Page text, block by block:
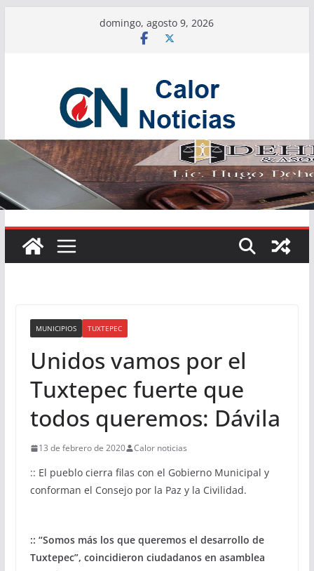
domingo, agosto 9, 2026
MUNICIPIOS TUXTEPEC
Unidos vamos por el
Tuxtepec fuerte que
todos queremos: Dávila
13 de febrero de 2020 Calor noticias
:: El pueblo cierra filas con el Gobierno Municipal y
conforman el Consejo por la Paz y la Civilidad.
:: “Somos más los que queremos el desarrollo de
Tuxtepec”, coincidieron ciudadanos en asamblea